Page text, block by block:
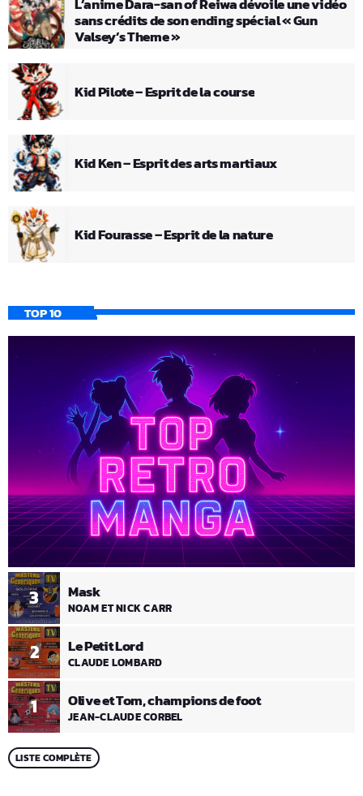
sans crédits de son ending spécial « Gun
Valsey’s Theme »
Kid Pilote – Esprit de la course
Kid Ken – Esprit des arts martiaux
Kid Fourasse – Esprit de la nature
TOP 10
1 Olive et Tom, champions de foot
JEAN-CLAUDE CORBEL
2 Le Petit Lord
CLAUDE LOMBARD
3 Mask
NOAM ET NICK CARR
LISTE COMPLÈTE